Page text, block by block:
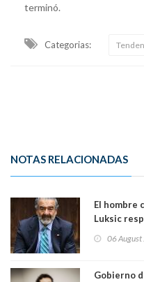
terminó.
Categorias:
NOTAS RELACIONADAS
El hombre
Luksic
día que me
06
Gobierno